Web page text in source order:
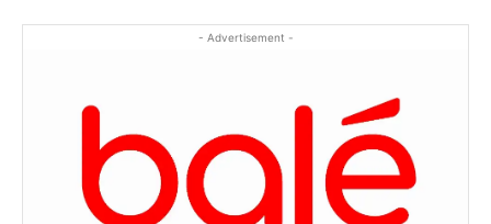
- Advertisement -